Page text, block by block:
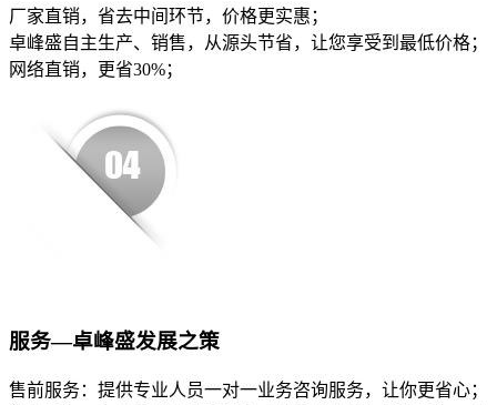
厂家直销，省去中间环节，价格更实惠；
卓峰盛自主生产、销售，从源头节省，让您享受到最低价格；
网络直销，更省30%；
服务—卓峰盛发展之策
售前服务：提供专业人员一对一业务咨询服务，让你更省心；